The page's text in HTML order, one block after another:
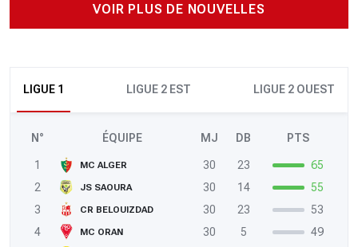
VOIR PLUS DE NOUVELLES
LIGUE 1 LIGUE 2 EST LIGUE 2 OUEST
N° ÉQUIPE MJ DB PTS
1 MC ALGER 30 23
65
2
JS SAOURA 30 14
55
3
CR BELOUIZDAD 30 23
53
4
MC ORAN 30 5
49